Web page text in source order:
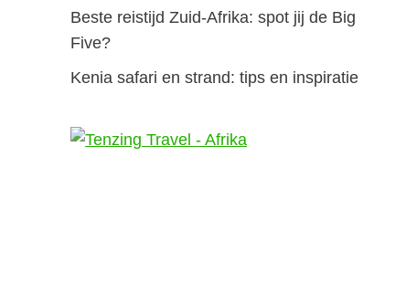
Beste reistijd Zuid-Afrika: spot jij de Big
Five?
Kenia safari en strand: tips en inspiratie